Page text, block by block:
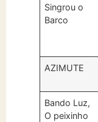
Singrou o
Barco
AZIMUTE
Bando Luz,
O peixinho